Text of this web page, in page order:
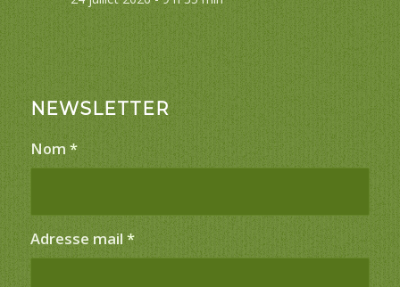
NEWSLETTER
Nom *
Adresse mail *